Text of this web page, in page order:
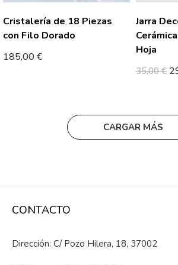
Cristalería de 18 Piezas
con Filo Dorado
185,00€
Jarra
Hoja
35,00€
CARGAR MÁS
CONTACTO
Dirección: C/ Pozo Hilera, 18, 37002